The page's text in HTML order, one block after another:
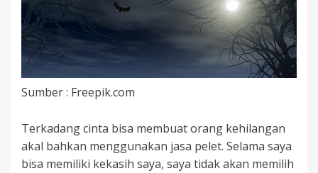
Sumber : Freepik.com
Terkadang cinta bisa membuat orang kehilangan
akal bahkan menggunakan jasa pelet. Selama saya
bisa memiliki kekasih saya, saya tidak akan memilih